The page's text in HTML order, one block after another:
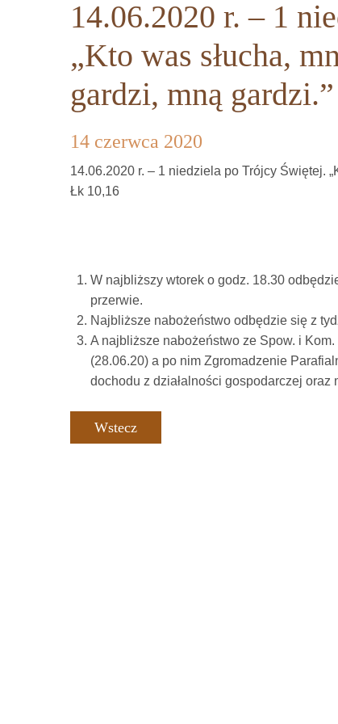
14.06.2020 r. – 1
„Kto was słucha,
gardzi, mną
14 czerwca 2020
14.06.2020 r. – 1 niedziela po Trójcy Świętej.
Łk 10,16
W najbliższy wtorek o godz. 18.30
przerwie.
Najbliższe nabożeństwo odbędzie się z
A najbliższe nabożeństwo ze Spow. i
(28.06.20) a po nim Zgromadzenie
dochodu z działalności gospodarczej
Wstecz